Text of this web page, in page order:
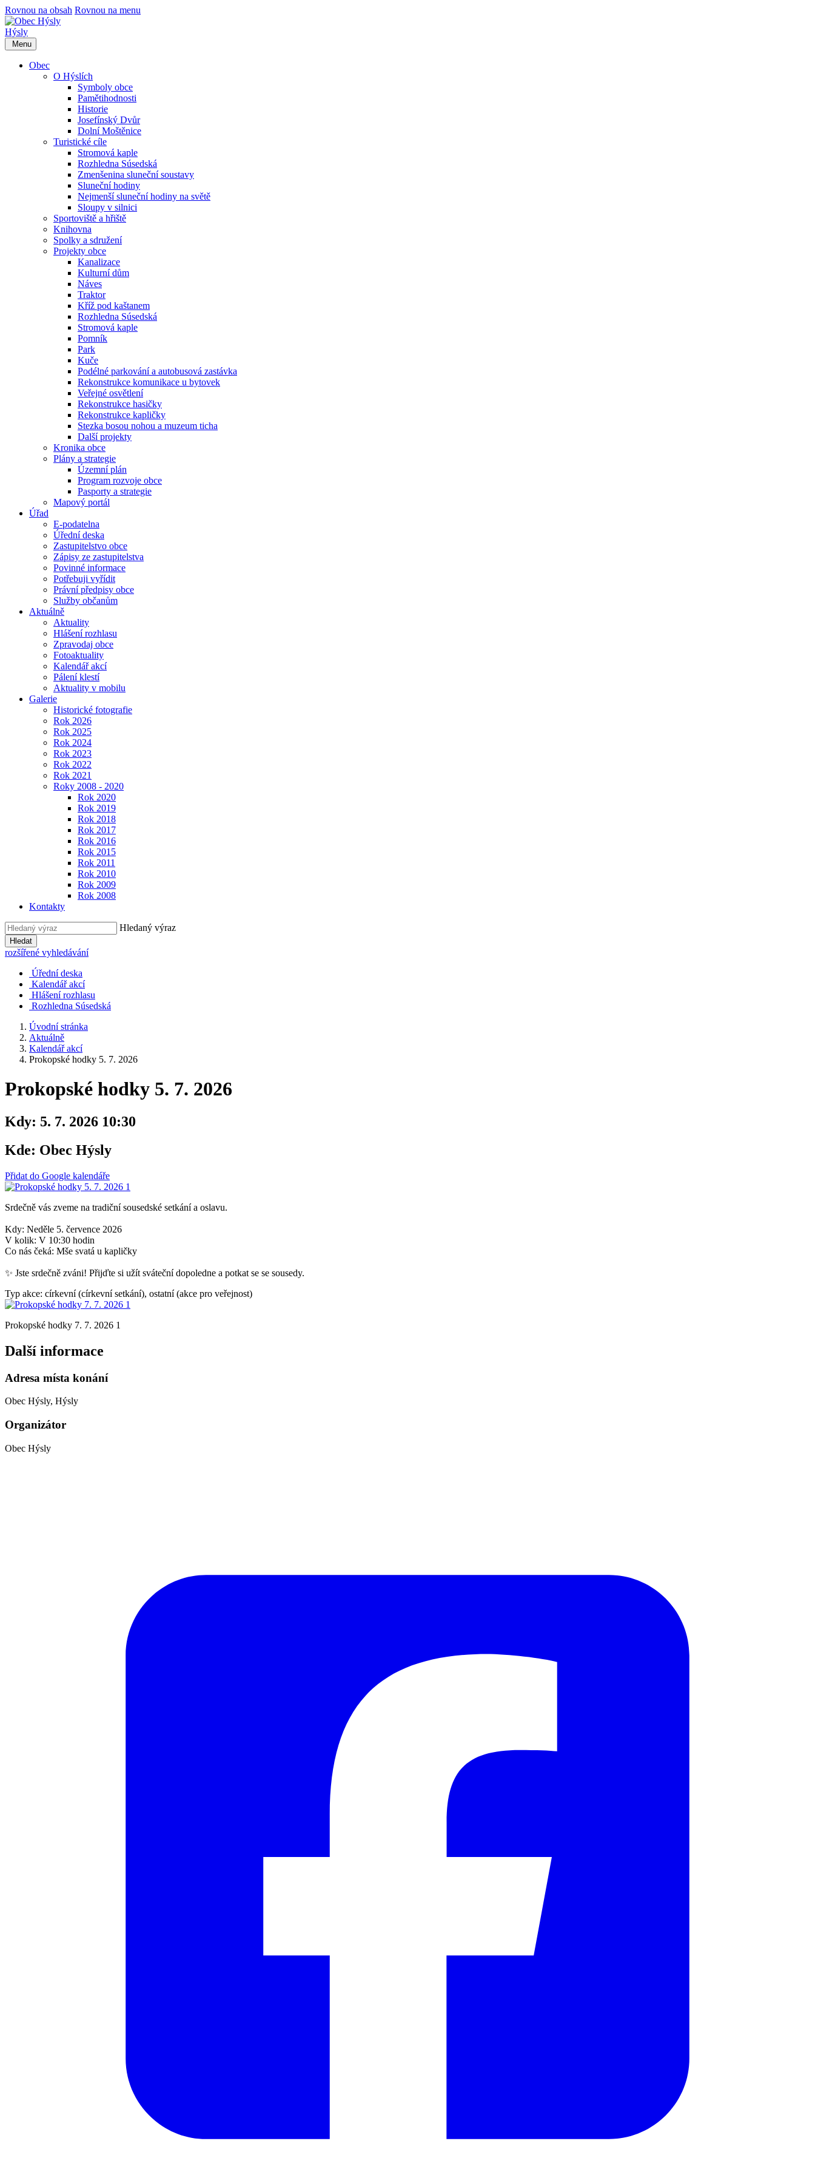
Rovnou na obsah Rovnou na menu
Hýsly
Menu
Obec
O Hýslích
Symboly obce
Pamětihodnosti
Historie
Josefínský Dvůr
Dolní Moštěnice
Turistické cíle
Stromová kaple
Rozhledna Súsedská
Zmenšenina sluneční soustavy
Sluneční hodiny
Nejmenší sluneční hodiny na světě
Sloupy v silnici
Sportoviště a hřiště
Knihovna
Spolky a sdružení
Projekty obce
Kanalizace
Kulturní dům
Náves
Traktor
Kříž pod kaštanem
Rozhledna Súsedská
Stromová kaple
Pomník
Park
Kuče
Podélné parkování a autobusová zastávka
Rekonstrukce komunikace u bytovek
Veřejné osvětlení
Rekonstrukce hasičky
Rekonstrukce kapličky
Stezka bosou nohou a muzeum ticha
Další projekty
Kronika obce
Plány a strategie
Územní plán
Program rozvoje obce
Pasporty a strategie
Mapový portál
Úřad
E-podatelna
Úřední deska
Zastupitelstvo obce
Zápisy ze zastupitelstva
Povinné informace
Potřebuji vyřídit
Právní předpisy obce
Služby občanům
Aktuálně
Aktuality
Hlášení rozhlasu
Zpravodaj obce
Fotoaktuality
Kalendář akcí
Pálení klestí
Aktuality v mobilu
Galerie
Historické fotografie
Rok 2026
Rok 2025
Rok 2024
Rok 2023
Rok 2022
Rok 2021
Roky 2008 - 2020
Rok 2020
Rok 2019
Rok 2018
Rok 2017
Rok 2016
Rok 2015
Rok 2011
Rok 2010
Rok 2009
Rok 2008
Kontakty
Hledaný výraz
Hledat
rozšířené vyhledávání
Úřední deska
Kalendář akcí
Hlášení rozhlasu
Rozhledna Súsedská
Úvodní stránka
Aktuálně
Kalendář akcí
Prokopské hodky 5. 7. 2026
Prokopské hodky 5. 7. 2026
Kdy: 5. 7. 2026 10:30
Kde: Obec Hýsly
Přidat do Google kalendáře
Srdečně vás zveme na tradiční sousedské setkání a oslavu.
Kdy: Neděle 5. července 2026
V kolik: V 10:30 hodin
Co nás čeká: Mše svatá u kapličky
✨ Jste srdečně zváni! Přijďte si užít sváteční dopoledne a potkat se se sousedy.
Typ akce: církevní (církevní setkání), ostatní (akce pro veřejnost)
Prokopské hodky 7. 7. 2026 1
Další informace
Adresa místa konání
Obec Hýsly, Hýsly
Organizátor
Obec Hýsly